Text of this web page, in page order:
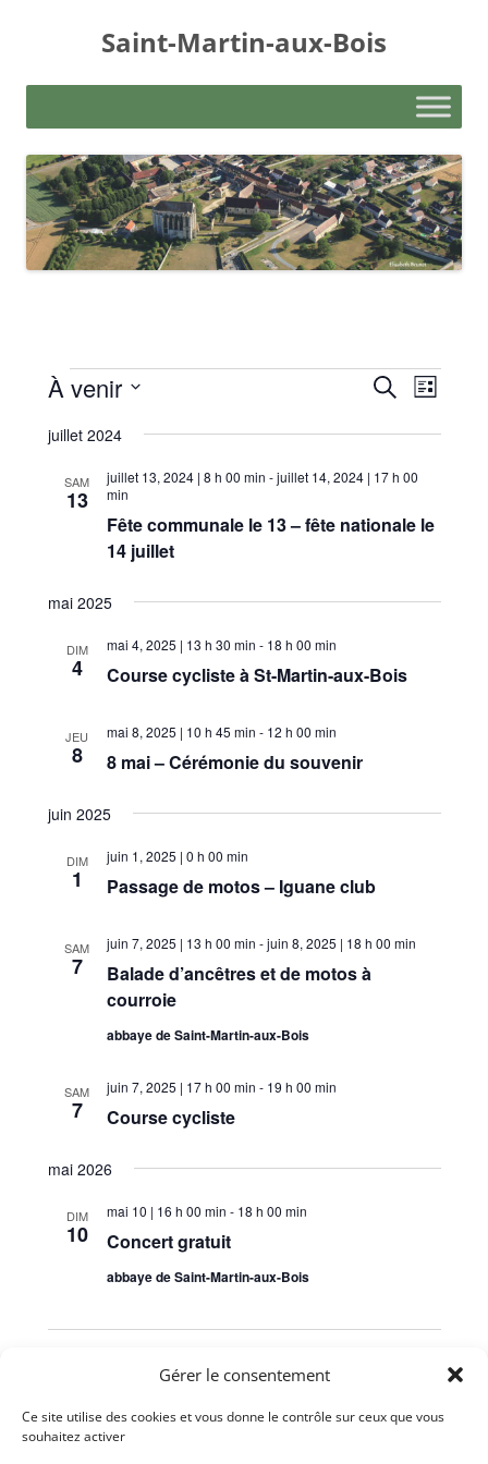
Gérer le consentement
Ce site utilise des cookies et vous donne le contrôle sur ceux que vous
souhaitez activer
Saint-Martin-aux-Bois
Évènements Recherche
et
vues
Recherche
de
Liste
À venir
une
date.
juillet 2024
SAM
13
Fête communale le 13 – fête nationale le
14 juillet
juillet 13, 2024 | 8 h 00 min -juillet 14, 2024 | 17 h 00
min
mai 2025
DIM
4 Course cycliste à St-Martin-aux-Bois
mai 4, 2025 | 13 h 30 min - 18 h 00 min
JEU
8 8 mai – Cérémonie du souvenir
mai 8, 2025 | 10 h 45 min - 12 h 00 min
juin 2025
DIM
1 Passage de motos – Iguane club
juin 1, 2025 | 0 h 00 min
SAM
7
Balade d’ancêtres et de motos à
courroie
juin 7, 2025 | 13 h 00 min -juin 8, 2025 | 18 h 00 min
abbaye de Saint-Martin-aux-Bois
SAM
7 Course cycliste
juin 7, 2025 | 17 h 00 min - 19 h 00 min
mai 2026
DIM
10 Concert gratuit
mai 10 | 16 h 00 min - 18 h 00 min
abbaye de Saint-Martin-aux-Bois
Évènements